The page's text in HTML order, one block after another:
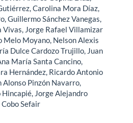
Carolina Mora Díaz,
Guillermo Sánchez Vanegas,
Vivas, Jorge Rafael Villamizar
Melo Moyano, Nelson Alexis
Dulce Cardozo Trujillo, Juan
María Santa Cancino,
Hernández, Ricardo Antonio
Pinzón Navarro,
Jorge Alejandro
Sefair